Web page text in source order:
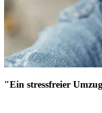
"Ein stressfreier